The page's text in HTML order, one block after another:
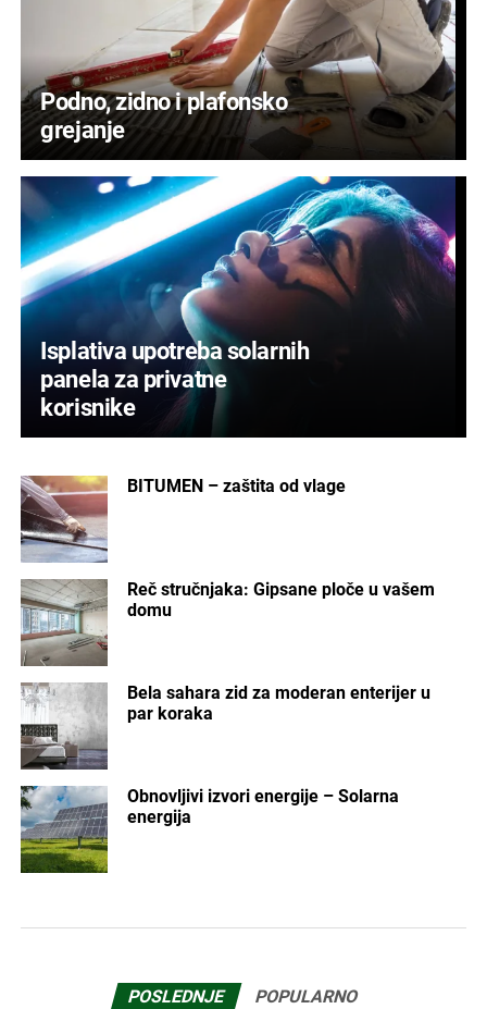
Podno, zidno i plafonsko
grejanje
Isplativa upotreba solarnih
panela za privatne
korisnike
BITUMEN – zaštita od vlage
Reč stručnjaka: Gipsane ploče u vašem
domu
Bela sahara zid za moderan enterijer u
par koraka
Obnovljivi izvori energije – Solarna
energija
POSLEDNJE POPULARNO